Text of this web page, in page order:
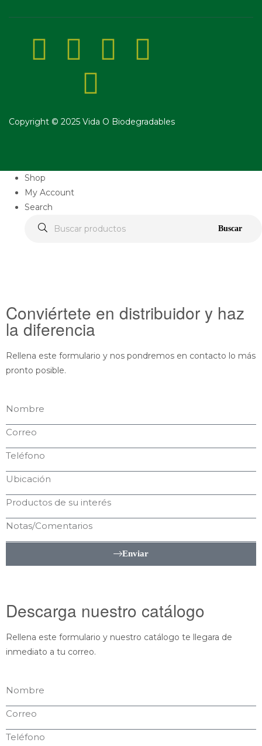
Copyright © 2025 Vida O Biodegradables
Shop
My Account
Search
Buscar
Conviértete en distribuidor y haz
la diferencia
Rellena este formulario y nos pondremos en contacto lo más
pronto posible.
Enviar
Descarga nuestro catálogo
Rellena este formulario y nuestro catálogo te llegara de
inmediato a tu correo.